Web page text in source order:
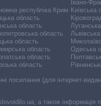
республіка Крим
область
область
область
область
область
область
область
Івано-
Київська
Одеська
посилання (для інтернет-
а також